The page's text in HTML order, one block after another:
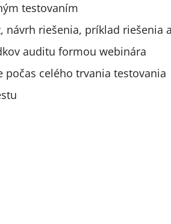
testovaním
návrh riešenia, príklad riešenia
auditu formou webinára
celého trvania testovania